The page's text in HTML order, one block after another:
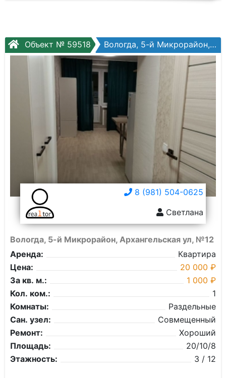
Объект № 59518 Вологда, 5-й Микрорайон, Архангельская ул, №12
8 (981) 504-0625
Светлана
Вологда, 5-й Микрорайон, Архангельская ул, №12
Аренда:
Квартира
Цена:
20 000 ₽
За кв. м.:
1 000 ₽
Кол. ком.:
1
Комнаты:
Раздельные
Сан. узел:
Совмещенный
Ремонт:
Хороший
Площадь:
20/10/8
Этажность:
3 / 12